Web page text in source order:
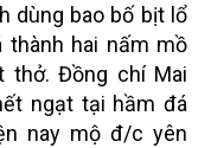
dùng bao bố bịt lổ
thành hai nấm mồ
thở. Đồng chí Mai
ngạt tại hầm đá
nay mộ đ/c yên